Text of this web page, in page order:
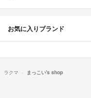
お気に入りブランド
ラクマ まっこい's shop